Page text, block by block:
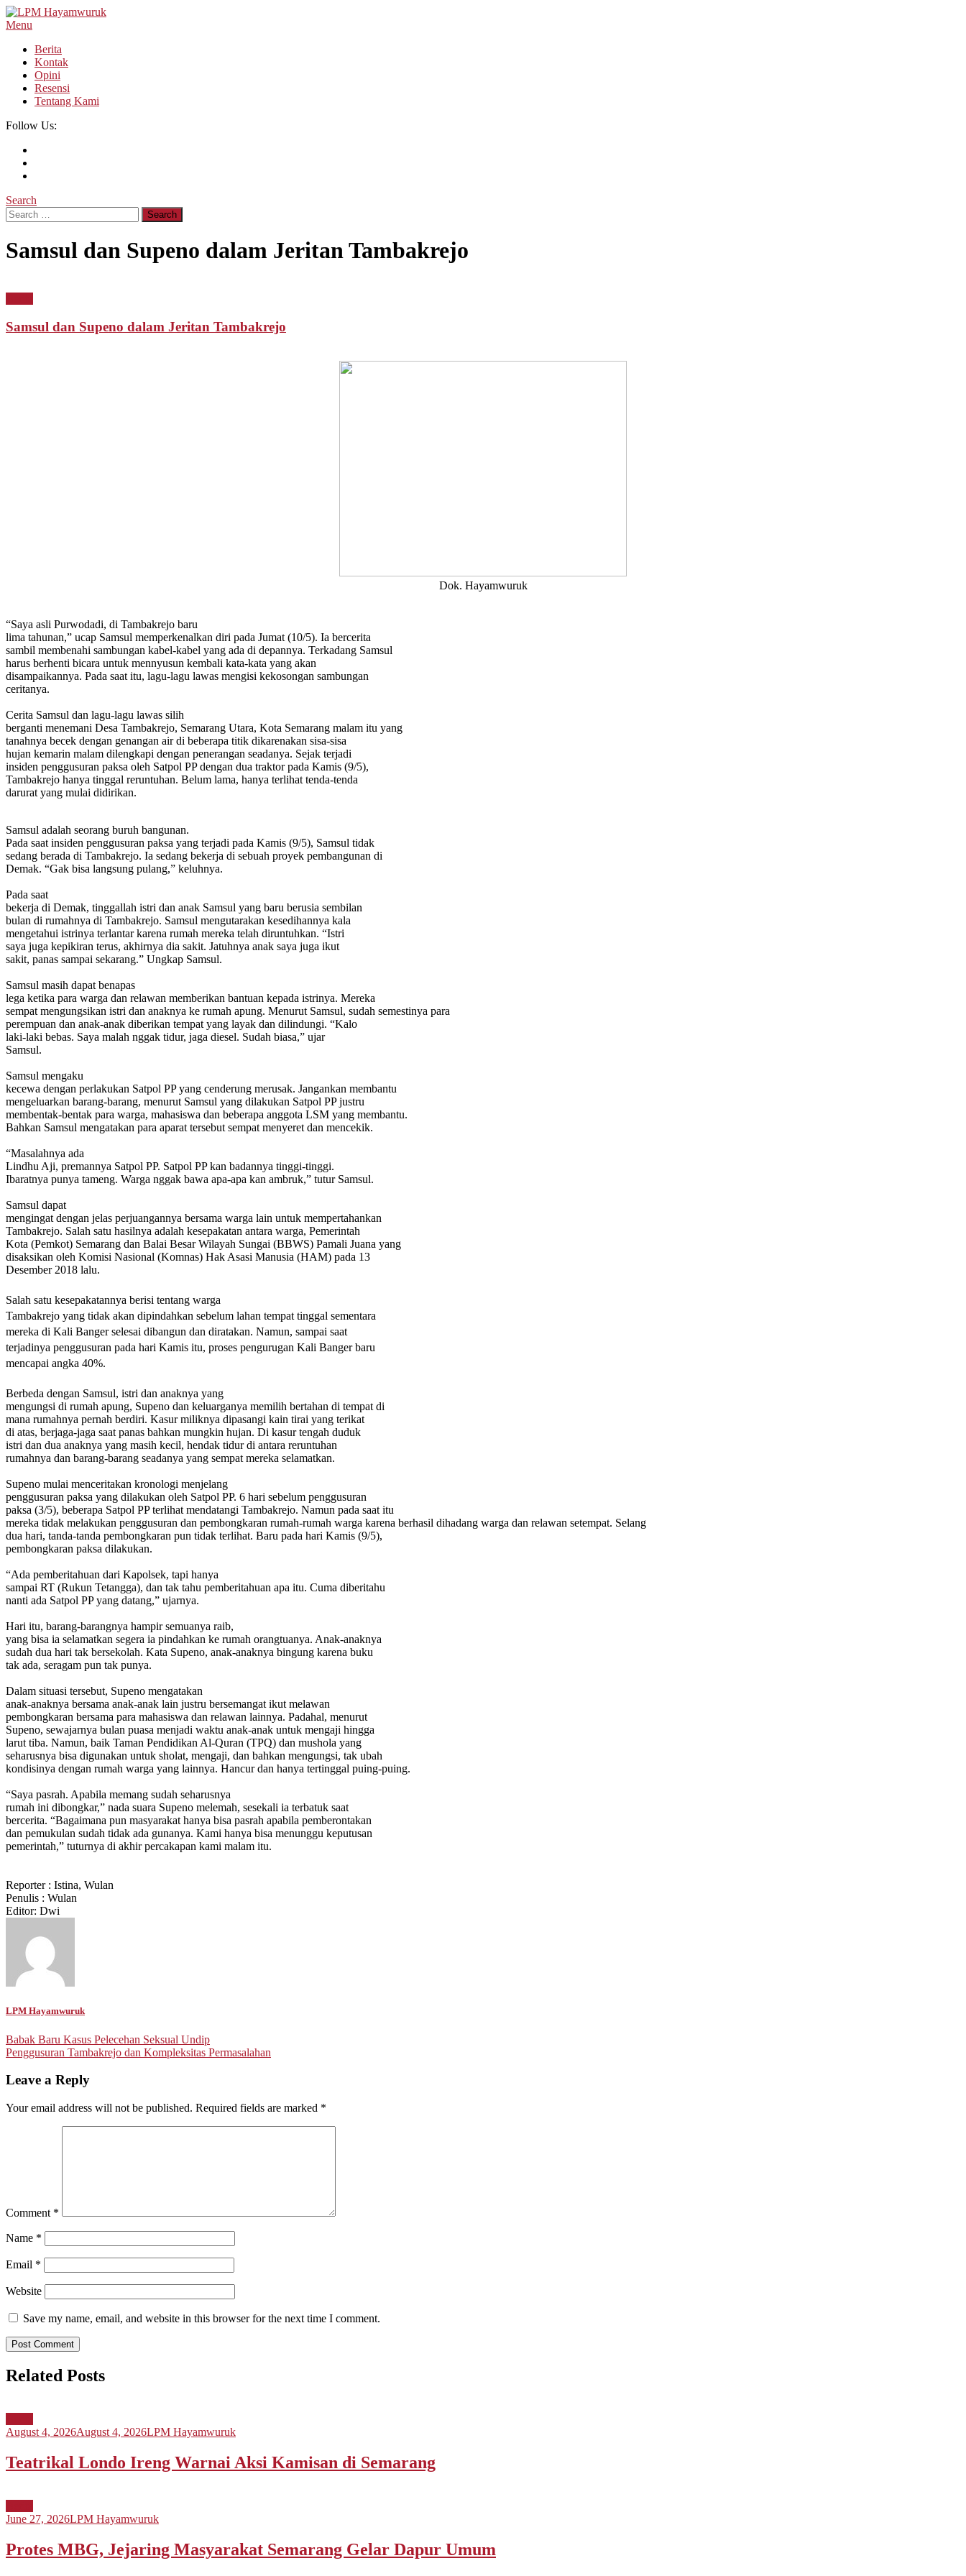
Skip
To
Menu
Berita
Kontak
Opini
Resensi
Tentang Kami
Follow Us:
Search
Search
for:
Samsul dan Supeno dalam Jeritan Tambakrejo
Samsul dan Supeno dalam Jeritan Tambakrejo
Dok. Hayamwuruk
“Saya asli Purwodadi, di Tambakrejo baru
lima tahunan,” ucap Samsul memperkenalkan diri pada Jumat (10/5). Ia bercerita
sambil membenahi sambungan kabel-kabel yang ada di depannya. Terkadang Samsul
harus berhenti bicara untuk mennyusun kembali kata-kata yang akan
disampaikannya. Pada saat itu, lagu-lagu lawas mengisi kekosongan sambungan
ceritanya.
Cerita Samsul dan lagu-lagu lawas silih
berganti menemani Desa Tambakrejo, Semarang Utara, Kota Semarang malam itu yang
tanahnya becek dengan genangan air di beberapa titik dikarenakan sisa-sisa
hujan kemarin malam dilengkapi dengan penerangan seadanya. Sejak terjadi
insiden penggusuran paksa oleh Satpol PP dengan dua traktor pada Kamis (9/5),
Tambakrejo hanya tinggal reruntuhan. Belum lama, hanya terlihat tenda-tenda
darurat yang mulai didirikan.
Samsul adalah seorang buruh bangunan.
Pada saat insiden penggusuran paksa yang terjadi pada Kamis (9/5), Samsul tidak
sedang berada di Tambakrejo. Ia sedang bekerja di sebuah proyek pembangunan di
Demak. “Gak bisa langsung pulang,” keluhnya.
Pada saat
bekerja di Demak, tinggallah istri dan anak Samsul yang baru berusia sembilan
bulan di rumahnya di Tambakrejo. Samsul mengutarakan kesedihannya kala
mengetahui istrinya terlantar karena rumah mereka telah diruntuhkan. “Istri
saya juga kepikiran terus, akhirnya dia sakit. Jatuhnya anak saya juga ikut
sakit, panas sampai sekarang.” Ungkap Samsul.
Samsul masih dapat benapas
lega ketika para warga dan relawan memberikan bantuan kepada istrinya. Mereka
sempat mengungsikan istri dan anaknya ke rumah apung. Menurut Samsul, sudah semestinya para
perempuan dan anak-anak diberikan tempat yang layak dan dilindungi. “Kalo
laki-laki bebas. Saya malah nggak tidur, jaga diesel. Sudah biasa,” ujar
Samsul.
Samsul mengaku
kecewa dengan perlakukan Satpol PP yang cenderung merusak. Jangankan membantu
mengeluarkan barang-barang, menurut Samsul yang dilakukan Satpol PP justru
membentak-bentak para warga, mahasiswa dan beberapa anggota LSM yang membantu.
Bahkan Samsul mengatakan para aparat tersebut sempat menyeret dan mencekik.
“Masalahnya ada
Lindhu Aji, premannya Satpol PP. Satpol PP kan badannya tinggi-tinggi.
Ibaratnya punya tameng. Warga nggak bawa apa-apa kan ambruk,” tutur Samsul.
Samsul dapat
mengingat dengan jelas perjuangannya bersama warga lain untuk mempertahankan
Tambakrejo. Salah satu hasilnya adalah kesepakatan antara warga, Pemerintah
Kota (Pemkot) Semarang dan Balai Besar Wilayah Sungai (BBWS) Pamali Juana yang
disaksikan oleh Komisi Nasional (Komnas) Hak Asasi Manusia (HAM) pada 13
Desember 2018 lalu.
Salah satu kesepakatannya berisi tentang warga
Tambakrejo yang tidak akan dipindahkan sebelum lahan tempat tinggal sementara
mereka di Kali Banger selesai dibangun dan diratakan. Namun, sampai saat
terjadinya penggusuran pada hari Kamis itu, proses pengurugan Kali Banger baru
mencapai angka 40%.
Berbeda dengan Samsul, istri dan anaknya yang
mengungsi di rumah apung, Supeno dan keluarganya memilih bertahan di tempat di
mana rumahnya pernah berdiri. Kasur miliknya dipasangi kain tirai yang terikat
di atas, berjaga-jaga saat panas bahkan mungkin hujan. Di kasur tengah duduk
istri dan dua anaknya yang masih kecil, hendak tidur di antara reruntuhan
rumahnya dan barang-barang seadanya yang sempat mereka selamatkan.
Supeno mulai menceritakan kronologi menjelang
penggusuran paksa yang dilakukan oleh Satpol PP. 6 hari sebelum penggusuran
paksa (3/5), beberapa Satpol PP terlihat mendatangi Tambakrejo. Namun pada saat itu
mereka tidak melakukan penggusuran dan pembongkaran rumah-rumah warga karena berhasil dihadang warga dan relawan setempat. Selang
dua hari, tanda-tanda pembongkaran pun tidak terlihat. Baru pada hari Kamis (9/5),
pembongkaran paksa dilakukan.
“Ada pemberitahuan dari Kapolsek, tapi hanya
sampai RT (Rukun Tetangga), dan tak tahu pemberitahuan apa itu. Cuma diberitahu
nanti ada Satpol PP yang datang,” ujarnya.
Hari itu, barang-barangnya hampir semuanya raib,
yang bisa ia selamatkan segera ia pindahkan ke rumah orangtuanya. Anak-anaknya
sudah dua hari tak bersekolah. Kata Supeno, anak-anaknya bingung karena buku
tak ada, seragam pun tak punya.
Dalam situasi tersebut, Supeno mengatakan
anak-anaknya bersama anak-anak lain justru bersemangat ikut melawan
pembongkaran bersama para mahasiswa dan relawan lainnya. Padahal, menurut
Supeno, sewajarnya bulan puasa menjadi waktu anak-anak untuk mengaji hingga
larut tiba. Namun, baik Taman Pendidikan Al-Quran (TPQ) dan mushola yang
seharusnya bisa digunakan untuk sholat, mengaji, dan bahkan mengungsi, tak ubah
kondisinya dengan rumah warga yang lainnya. Hancur dan hanya tertinggal puing-puing.
“Saya pasrah. Apabila memang sudah seharusnya
rumah ini dibongkar,” nada suara Supeno melemah, sesekali ia terbatuk saat
bercerita. “Bagaimana pun masyarakat hanya bisa pasrah apabila pemberontakan
dan pemukulan sudah tidak ada gunanya. Kami hanya bisa menunggu keputusan
pemerintah,” tuturnya di akhir percakapan kami malam itu.
Reporter : Istina, Wulan
Penulis : Wulan
Editor: Dwi
LPM Hayamwuruk
Post
navigation
Babak Baru Kasus Pelecehan Seksual Undip
Penggusuran Tambakrejo dan Kompleksitas Permasalahan
Leave a Reply
Your email address will not be published. Required fields are marked *
Comment *
Name *
Email *
Website
Save my name, email, and website in this browser for the next time I comment.
Related Posts
August 4, 2026August 4, 2026LPM Hayamwuruk
Teatrikal Londo Ireng Warnai Aksi Kamisan di Semarang
June 27, 2026LPM Hayamwuruk
Protes MBG, Jejaring Masyarakat Semarang Gelar Dapur Umum